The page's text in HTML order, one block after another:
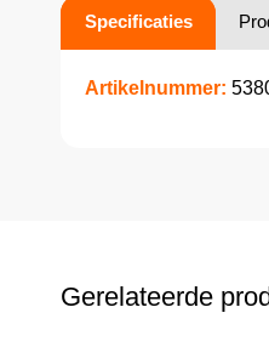
Specificaties
Artikelnummer:
Gerelateerde